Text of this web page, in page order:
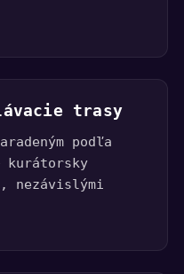
trasy
podľa
kurátorsky
nezávislými